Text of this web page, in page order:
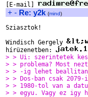
[E-mail]
+ - Re: y2k (mind)
Sziasztok!
Windisch Gergely
hírüzenetben:
> > Ui: szerintetek
> > problema? Most
> > -ig lehet
> > Dos-ban csak
> > 1980-tol van a
> > egyu. Vagy ez igy